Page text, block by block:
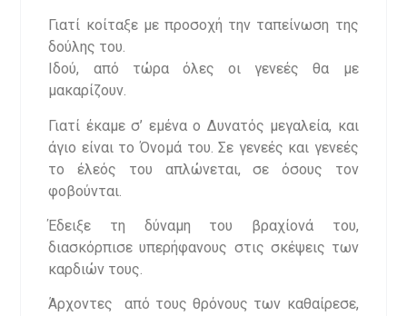
Γιατί κοίταξε με προσοχή την ταπείνωση της
δούλης του.
Ιδού, από τώρα όλες οι γενεές θα με
μακαρίζουν.
Γιατί έκαμε σ’ εμένα ο Δυνατός μεγαλεία, και
άγιο είναι το Όνομά του. Σε γενεές και γενεές
το έλεός του απλώνεται, σε όσους τον
φοβούνται.
Έδειξε τη δύναμη του βραχίονά του,
διασκόρπισε υπερήφανους στις σκέψεις των
καρδιών τους.
Άρχοντες από τους θρόνους των καθαίρεσε,